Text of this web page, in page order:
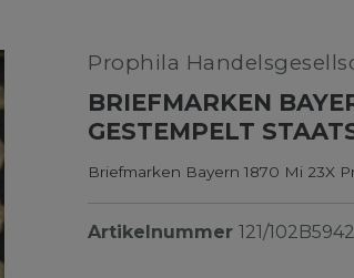
Prophila
BRIEFMARKEN
GESTEMPELT
Briefmarken Bayern 1870 Mi 23X
Artikelnummer 121/102B5942